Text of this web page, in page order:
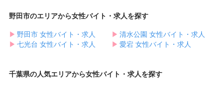
野田市のエリアから女性バイト・求人を探す
▶︎ 野田市 女性バイト・求人 ▶︎ 清水公園 女性バイト・求人
▶︎ 七光台 女性バイト・求人 ▶︎ 愛宕 女性バイト・求人
千葉県の人気エリアから女性バイト・求人を探す